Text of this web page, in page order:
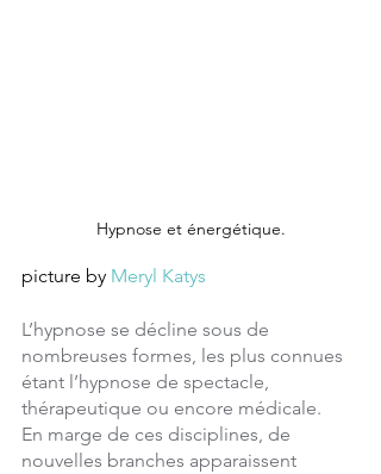
Hypnose et énergétique.
picture by Meryl Katys
L’hypnose se décline sous de
nombreuses formes, les plus connues
étant l’hypnose de spectacle,
thérapeutique ou encore médicale.
En marge de ces disciplines, de
nouvelles branches apparaissent